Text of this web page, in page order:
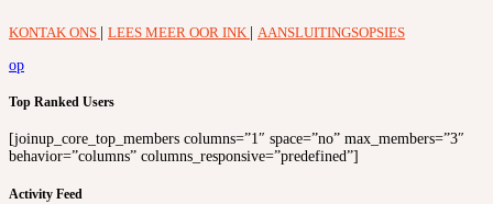
KONTAK ONS | LEES MEER OOR INK | AANSLUITINGSOPSIES
op
Top Ranked Users
[joinup_core_top_members columns=”1″ space=”no” max_members=”3″
behavior=”columns” columns_responsive=”predefined”]
Activity Feed